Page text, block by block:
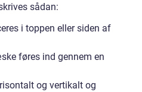
sådan:
i toppen eller siden af
føres ind gennem en
og vertikalt og